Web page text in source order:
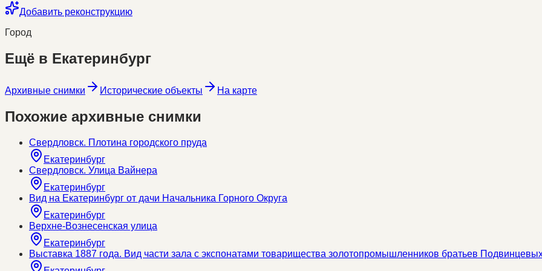
Добавить реконструкцию
Город
Ещё в Екатеринбург
Архивные снимки Исторические объекты На карте
Похожие архивные снимки
Свердловск. Плотина городского пруда
Екатеринбург
Свердловск. Улица Вайнера
Екатеринбург
Вид на Екатеринбург от дачи Начальника Горного Округа
Екатеринбург
Верхне-Вознесенская улица
Екатеринбург
Выставка 1887 года. Вид части зала с экспонатами товарищества золотопромышленников братьев